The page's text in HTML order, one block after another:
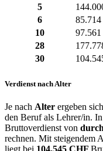
5
6
10
28
30
Verdienst nach Alter
Je nach Alter ergeben
den Beruf als Lehrer/in.
Bruttoverdienst von
rechnen. Mit steigendem
liegt bei 104.545 CHF